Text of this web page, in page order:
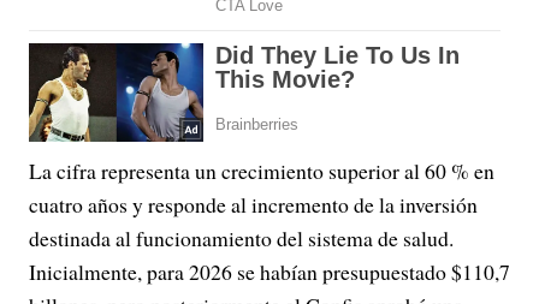
La cifra representa un crecimiento superior al 60 % en
cuatro años y responde al incremento de la inversión
destinada al funcionamiento del sistema de salud.
Inicialmente, para 2026 se habían presupuestado $110,7